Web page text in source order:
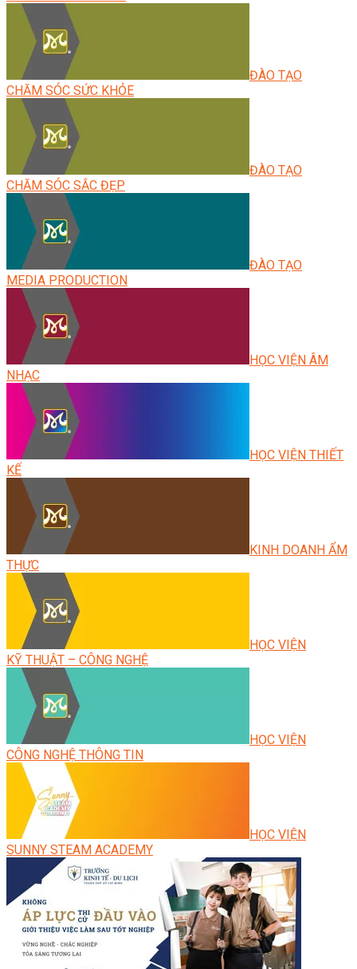
ĐÀO TẠO
CHĂM SÓC SỨC KHỎE
ĐÀO TẠO
CHĂM SÓC SẮC ĐẸP
ĐÀO TẠO
MEDIA PRODUCTION
HỌC VIỆN ÂM
NHẠC
HỌC VIỆN THIẾT
KẾ
KINH DOANH ẨM
THỰC
HỌC VIỆN
KỸ THUẬT – CÔNG NGHỆ
HỌC VIỆN
CÔNG NGHỆ THÔNG TIN
HỌC VIỆN
SUNNY STEAM ACADEMY